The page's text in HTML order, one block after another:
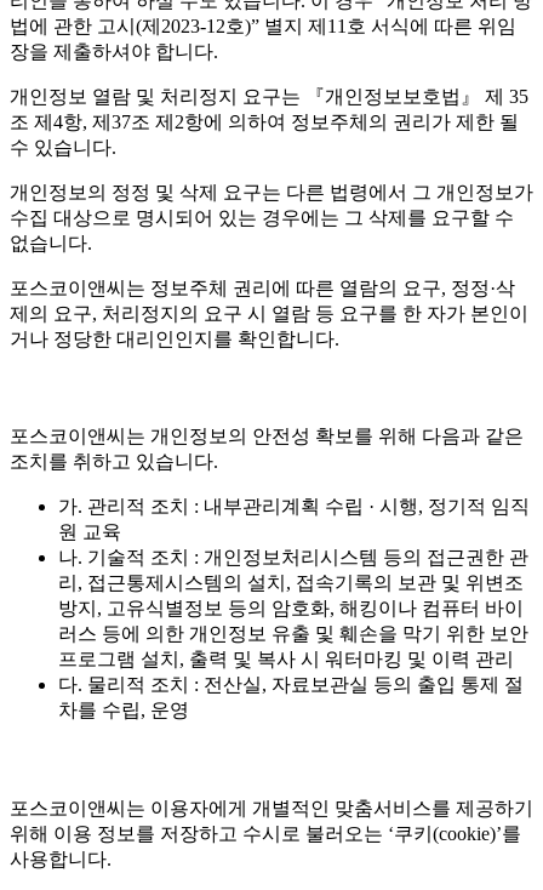
법에 관한 고시(제2023-12호)” 별지 제11호 서식에 따른 위임
장을 제출하셔야 합니다.
개인정보 열람 및 처리정지 요구는 『개인정보보호법』 제 35
조 제4항, 제37조 제2항에 의하여 정보주체의 권리가 제한 될
수 있습니다.
개인정보의 정정 및 삭제 요구는 다른 법령에서 그 개인정보가
수집 대상으로 명시되어 있는 경우에는 그 삭제를 요구할 수
없습니다.
포스코이앤씨는 정보주체 권리에 따른 열람의 요구, 정정·삭
제의 요구, 처리정지의 요구 시 열람 등 요구를 한 자가 본인이
거나 정당한 대리인인지를 확인합니다.
포스코이앤씨는 개인정보의 안전성 확보를 위해 다음과 같은
조치를 취하고 있습니다.
가. 관리적 조치 : 내부관리계획 수립 · 시행, 정기적 임직
원 교육
나. 기술적 조치 : 개인정보처리시스템 등의 접근권한 관
리, 접근통제시스템의 설치, 접속기록의 보관 및 위변조
방지, 고유식별정보 등의 암호화, 해킹이나 컴퓨터 바이
러스 등에 의한 개인정보 유출 및 훼손을 막기 위한 보안
프로그램 설치, 출력 및 복사 시 워터마킹 및 이력 관리
다. 물리적 조치 : 전산실, 자료보관실 등의 출입 통제 절
차를 수립, 운영
포스코이앤씨는 이용자에게 개별적인 맞춤서비스를 제공하기
위해 이용 정보를 저장하고 수시로 불러오는 ‘쿠키(cookie)’를
사용합니다.